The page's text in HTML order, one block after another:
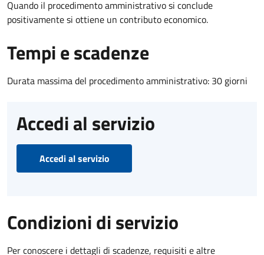
Quando il procedimento amministrativo si conclude
positivamente si ottiene un contributo economico.
Tempi e scadenze
Durata massima del procedimento amministrativo: 30 giorni
Accedi al servizio
Accedi al servizio
Condizioni di servizio
Per conoscere i dettagli di scadenze, requisiti e altre